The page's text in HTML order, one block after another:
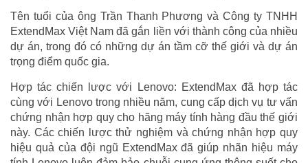
Tên tuổi của ông Trần Thanh Phương và Công ty TNHH
ExtendMax Việt Nam đã gắn liền với thành công của nhiều
dự án, trong đó có những dự án tầm cỡ thế giới và dự án
trọng điểm quốc gia.
Hợp tác chiến lược với Lenovo: ExtendMax đã hợp tác
cùng với Lenovo trong nhiều năm, cung cấp dịch vụ tư vấn
chứng nhận hợp quy cho hãng máy tính hàng đầu thế giới
này. Các chiến lược thử nghiệm và chứng nhận hợp quy
hiệu quả của đội ngũ ExtendMax đã giúp nhãn hiệu máy